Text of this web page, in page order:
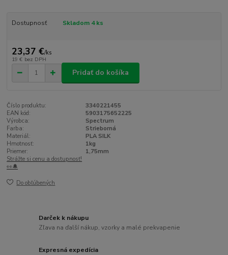
Dostupnosť Skladom 4 ks
23,37 €/ks
19 € bez DPH
Pridať do košíka
Číslo produktu:
3340221455
EAN kód:
5903175652225
Výrobca:
Spectrum
Farba:
Strieborná
Materiál:
PLA SILK
Hmotnosť:
1kg
Priemer:
1,75mm
Strážte si cenu a dostupnosť!
👀🔔
Do obľúbených
Darček k nákupu
Zľava na ďalší nákup, vzorky a malé prekvapenie
Expresná expedícia